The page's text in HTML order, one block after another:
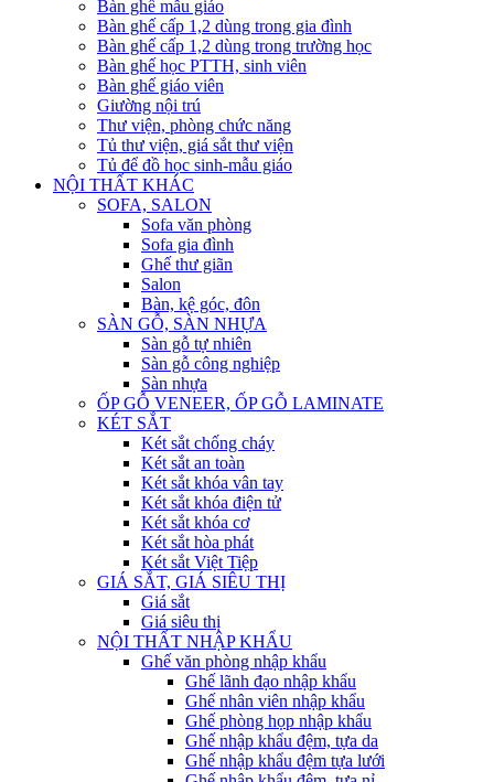
Bàn ghế mẫu giáo
Bàn ghế cấp 1,2 dùng trong gia đình
Bàn ghế cấp 1,2 dùng trong trường học
Bàn ghế học PTTH, sinh viên
Bàn ghế giáo viên
Giường nội trú
Thư viện, phòng chức năng
Tủ thư viện, giá sắt thư viện
Tủ để đồ học sinh-mẫu giáo
NỘI THẤT KHÁC
SOFA, SALON
Sofa văn phòng
Sofa gia đình
Ghế thư giãn
Salon
Bàn, kệ góc, đôn
SÀN GỖ, SÀN NHỰA
Sàn gỗ tự nhiên
Sàn gỗ công nghiệp
Sàn nhựa
ỐP GỖ VENEER, ỐP GỖ LAMINATE
KÉT SẮT
Két sắt chống cháy
Két sắt an toàn
Két sắt khóa vân tay
Két sắt khóa điện tử
Két sắt khóa cơ
Két sắt hòa phát
Két sắt Việt Tiệp
GIÁ SẮT, GIÁ SIÊU THỊ
Giá sắt
Giá siêu thị
NỘI THẤT NHẬP KHẨU
Ghế văn phòng nhập khẩu
Ghế lãnh đạo nhập khẩu
Ghế nhân viên nhập khẩu
Ghế phòng họp nhập khẩu
Ghế nhập khẩu đệm, tựa da
Ghế nhập khẩu đệm tựa lưới